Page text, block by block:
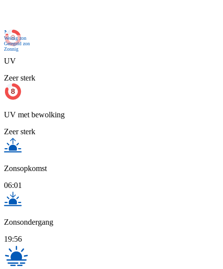
Nu
Weinig zon
Geregeld zon
Zonnig
UV
Zeer sterk
UV met bewolking
Zeer sterk
Zonsopkomst
06:01
Zonsondergang
19:56